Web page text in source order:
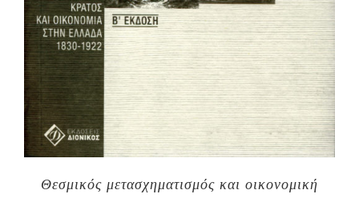
Θεσμικός μετασχηματισμός και οικονομική